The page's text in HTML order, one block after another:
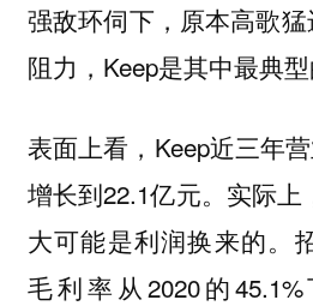
强敌环伺下，原本高歌
阻力，Keep是其中最典型
表面上看，Keep近三年
增长到22.1亿元。实际上
大可能是利润换来的。
毛利率从2020的